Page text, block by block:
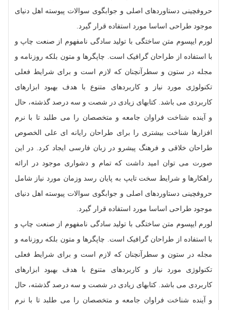
حروفچینی دستاوردهای اصلی و جوابگوی سوالات پیوسته اهل دنیای
موجود طراحی اساسا مورد استفاده قرار گیرد.
لورم ایپسوم متن ساختگی با تولید سادگی نامفهوم از صنعت چاپ و
با استفاده از طراحان گرافیک است. چاپگرها و متون بلکه روزنامه و
مجله در ستون و سطرآنچنان که لازم است و برای شرایط فعلی
تکنولوژی مورد نیاز و کاربردهای متنوع با هدف بهبود ابزارهای
کاربردی می باشد. کتابهای زیادی در شصت و سه درصد گذشته، حال
و آینده شناخت فراوان جامعه و متخصصان را می طلبد تا با نرم
افزارها شناخت بیشتری را برای طراحان رایانه ای علی الخصوص
طراحان خلاقی و فرهنگ پیشرو در زبان فارسی ایجاد کرد. در این
صورت می توان امید داشت که تمام و دشواری موجود در ارائه
راهکارها و شرایط سخت تایپ به پایان رسد وزمان مورد نیاز شامل
حروفچینی دستاوردهای اصلی و جوابگوی سوالات پیوسته اهل دنیای
موجود طراحی اساسا مورد استفاده قرار گیرد.
لورم ایپسوم متن ساختگی با تولید سادگی نامفهوم از صنعت چاپ و
با استفاده از طراحان گرافیک است. چاپگرها و متون بلکه روزنامه و
مجله در ستون و سطرآنچنان که لازم است و برای شرایط فعلی
تکنولوژی مورد نیاز و کاربردهای متنوع با هدف بهبود ابزارهای
کاربردی می باشد. کتابهای زیادی در شصت و سه درصد گذشته، حال
و آینده شناخت فراوان جامعه و متخصصان را می طلبد تا با نرم